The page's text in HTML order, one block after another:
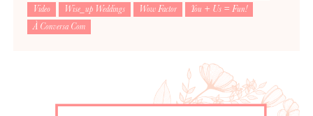
Video
Wise_up Weddings Wow Factor
You + Us = Fun!
À Conversa Com